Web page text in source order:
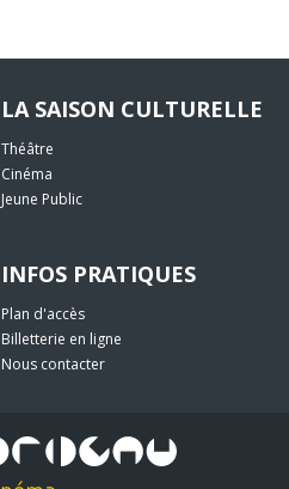
LA SAISON CULTURELLE
Théâtre
Cinéma
Jeune Public
INFOS PRATIQUES
Plan d'accès
Billetterie en ligne
Nous contacter